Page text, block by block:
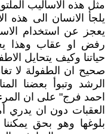
مثل هذه الاساليب
يلجأ الانسان الى هذه
يعجز عن استخدام
رفض او عقاب وهذا
حياتنا وكيف يتحايل
صحيح ان الطفولة لا
الرشد وتبوأ بعضنا
احمد فرج" على ان
العقبات دون ان يدري
بلوغها وهو بحق